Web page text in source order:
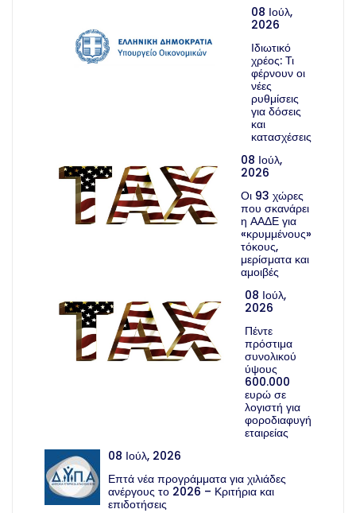
08 Ιούλ,
2026
Ιδιωτικό
χρέος: Τι
φέρνουν οι
νέες
ρυθμίσεις
για δόσεις
και
κατασχέσεις
08 Ιούλ,
2026
Οι 93 χώρες
που σκανάρει
η ΑΑΔΕ για
«κρυμμένους»
τόκους,
μερίσματα και
αμοιβές
08 Ιούλ,
2026
Πέντε
πρόστιμα
συνολικού
ύψους
600.000
ευρώ σε
λογιστή για
φοροδιαφυγή
εταιρείας
08 Ιούλ, 2026
Επτά νέα προγράμματα για χιλιάδες
ανέργους το 2026 – Κριτήρια και
επιδοτήσεις